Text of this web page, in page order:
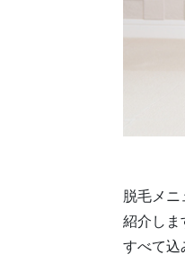
脱毛メニ
紹介しま
すべて込